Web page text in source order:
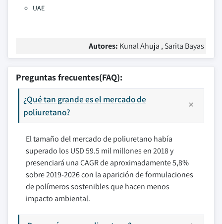
UAE
Autores: Kunal Ahuja , Sarita Bayas
Preguntas frecuentes(FAQ):
¿Qué tan grande es el mercado de
poliuretano?
El tamaño del mercado de poliuretano había
superado los USD 59.5 mil millones en 2018 y
presenciará una CAGR de aproximadamente 5,8%
sobre 2019-2026 con la aparición de formulaciones
de polímeros sostenibles que hacen menos
impacto ambiental.